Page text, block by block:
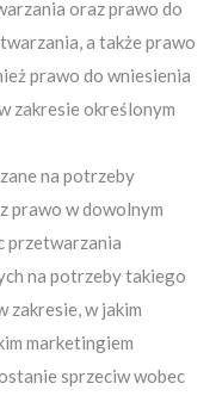
oraz prawo do
a także prawo
prawo do wniesienia
zakresie określonym
na potrzeby
prawo w dowolnym
przetwarzania
na potrzeby takiego
zakresie, w jakim
marketingiem
sprzeciw wobec